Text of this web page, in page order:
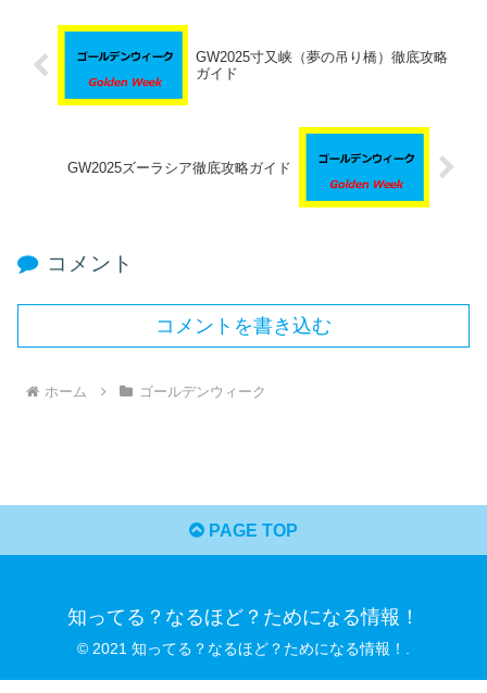
GW2025寸又峡（夢の吊り橋）徹底攻略
ガイド
GW2025ズーラシア徹底攻略ガイド
コメント
コメントを書き込む
ホーム ゴールデンウィーク
PAGE TOP
知ってる？なるほど？ためになる情報！
© 2021 知ってる？なるほど？ためになる情報！.